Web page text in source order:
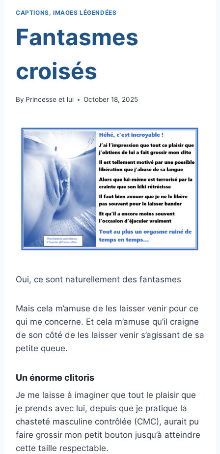
CAPTIONS, IMAGES LÉGENDÉES
Fantasmes
croisés
By Princesse et lui October 18, 2025
Oui, ce sont naturellement des fantasmes
Mais cela m’amuse de les laisser venir pour ce
qui me concerne. Et cela m’amuse qu’il craigne
de son côté de les laisser venir s’agissant de sa
petite queue.
Un énorme clitoris
Je me laisse à imaginer que tout le plaisir que
je prends avec lui, depuis que je pratique la
chasteté masculine contrôlée (CMC), aurait pu
faire grossir mon petit bouton jusqu’à atteindre
cette taille respectable.